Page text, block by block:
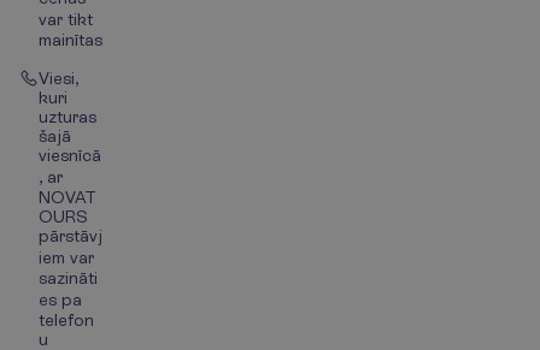
var tikt
mainītas
Viesi,
kuri
uzturas
šajā
viesnīcā
, ar
NOVAT
OURS
pārstāvj
iem var
sazināti
es pa
telefon
u